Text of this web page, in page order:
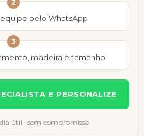
2
pelo WhatsApp
3
madeira e tamanho
E PERSONALIZE
útil · sem compromisso